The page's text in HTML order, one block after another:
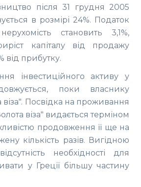
після 31 грудня 2005
в розмірі 24%. Податок
становить 3,1%,
капіталу від продажу
від прибутку.
інвестиційного активу у
поки власнику
віза". Посвідка на проживання
віза" видається терміном
продовження її ще на
кількість разів. Вигідною
необхідності для
у Греції більшу частину